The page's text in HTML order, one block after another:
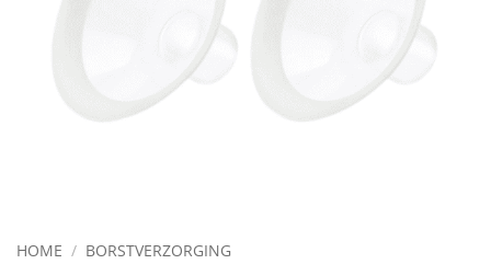
HOME / BORSTVERZORGING